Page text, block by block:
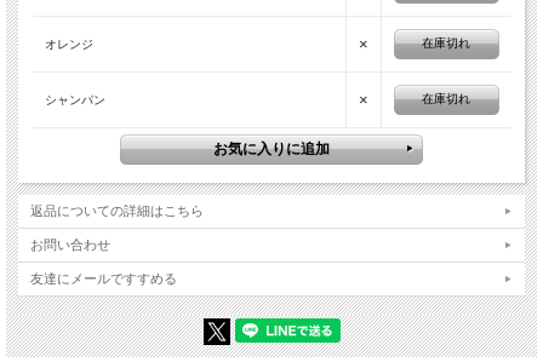
オレンジ × 在庫切れ
シャンパン × 在庫切れ
返品についての詳細はこちら
お問い合わせ
友達にメールですすめる